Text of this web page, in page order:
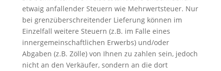
etwaig anfallender Steuern wie Mehrwertsteuer. Nur
bei grenzüberschreitender Lieferung können im
Einzelfall weitere Steuern (z.B. im Falle eines
innergemeinschaftlichen Erwerbs) und/oder
Abgaben (z.B. Zölle) von Ihnen zu zahlen sein, jedoch
nicht an den Verkäufer, sondern an die dort